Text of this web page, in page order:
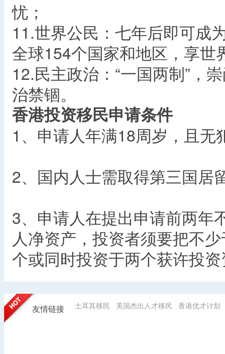
忧；
11.世界公民：七年后即可成
全球154个国家和地区，享世
12.民主政治：“一国两制”，
治禁锢。
香港投资移民申请条件
1、申请人年满18周岁，且无
2、国内人士需取得第三国居
3、申请人在提出申请前两年
人净资产，投资者须要把不
个或同时投资于两个获许投
友情链接 土耳其移民 美国杰出人才移民 香港优才计划